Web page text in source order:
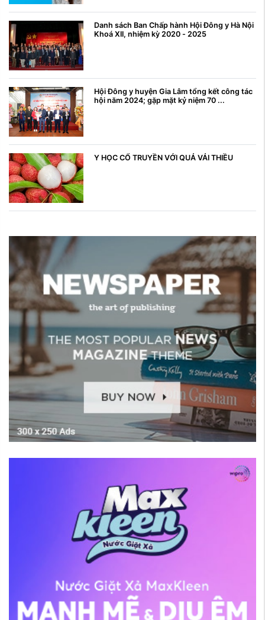
Danh sách Ban Chấp hành Hội Đông y Hà Nội
Khoá XII, nhiệm kỳ 2020 - 2025
Hội Đông y huyện Gia Lâm tổng kết công tác
hội năm 2024; gặp mặt kỷ niệm 70 ...
Y HỌC CỔ TRUYỀN VỚI QUẢ VẢI THIỀU